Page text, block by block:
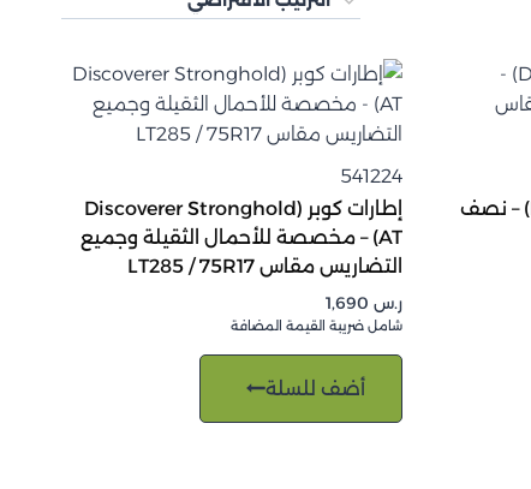
إطار كوبر (Discoverer AT3 XLT) – نصف
541224
إطارات كوبر (Discoverer Stronghold
AT) – مخصصة للأحمال الثقيلة وجميع
التضاريس مقاس LT285 / 75R17
ر.س1,690
شامل ضريبة القيمة المضافة
أضف للسلة